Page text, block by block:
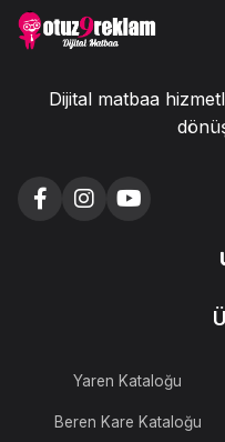
Dijital matbaa
Yaren Kataloğu
Beren Kare Kataloğu